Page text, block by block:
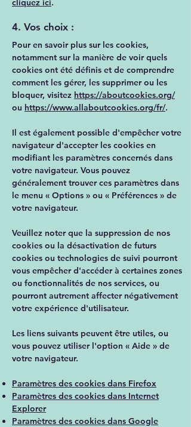
cliquez ici.
4. Vos choix :
Pour en savoir plus sur les cookies,
notamment sur la manière de voir quels
cookies ont été définis et de comprendre
comment les gérer, les supprimer ou les
bloquer, visitez https://aboutcookies.org/
ou https://www.allaboutcookies.org/fr/.
Il est également possible d'empêcher votre
navigateur d'accepter les cookies en
modifiant les paramètres concernés dans
votre navigateur. Vous pouvez
généralement trouver ces paramètres dans
le menu « Options » ou « Préférences » de
votre navigateur.
Veuillez noter que la suppression de nos
cookies ou la désactivation de futurs
cookies ou technologies de suivi pourront
vous empêcher d'accéder à certaines zones
ou fonctionnalités de nos services, ou
pourront autrement affecter négativement
votre expérience d'utilisateur.
Les liens suivants peuvent être utiles, ou
vous pouvez utiliser l'option « Aide » de
votre navigateur.
Paramètres des cookies dans Firefox
Paramètres des cookies dans Internet
Explorer
Paramètres des cookies dans Google